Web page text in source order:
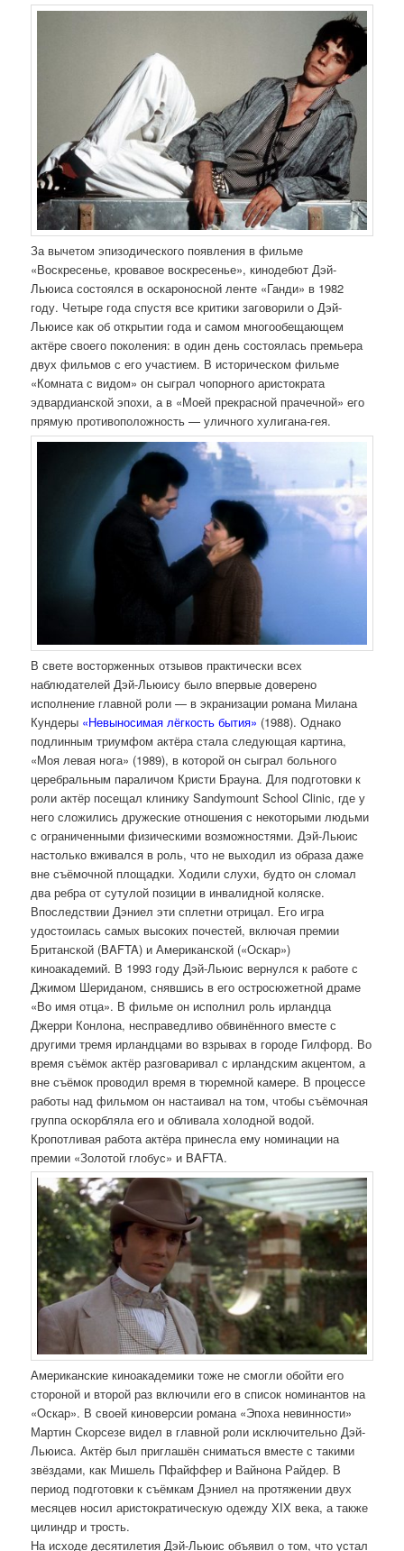
За вычетом эпизодического появления в фильме
«Воскресенье, кровавое воскресенье», кинодебют Дэй-
Льюиса состоялся в оскароносной ленте «Ганди» в 1982
году. Четыре года спустя все критики заговорили о Дэй-
Льюисе как об открытии года и самом многообещающем
актёре своего поколения: в один день состоялась премьера
двух фильмов с его участием. В историческом фильме
«Комната с видом» он сыграл чопорного аристократа
эдвардианской эпохи, а в «Моей прекрасной прачечной» его
прямую противоположность — уличного хулигана-гея.
В свете восторженных отзывов практически всех
наблюдателей Дэй-Льюису было впервые доверено
исполнение главной роли — в экранизации романа Милана
Кундеры «Невыносимая лёгкость бытия» (1988). Однако
подлинным триумфом актёра стала следующая картина,
«Моя левая нога» (1989), в которой он сыграл больного
церебральным параличом Кристи Брауна. Для подготовки к
роли актёр посещал клинику Sandymount School Clinic, где у
него сложились дружеские отношения с некоторыми людьми
с ограниченными физическими возможностями. Дэй-Льюис
настолько вживался в роль, что не выходил из образа даже
вне съёмочной площадки. Ходили слухи, будто он сломал
два ребра от сутулой позиции в инвалидной коляске.
Впоследствии Дэниел эти сплетни отрицал. Его игра
удостоилась самых высоких почестей, включая премии
Британской (BAFTA) и Американской («Оскар»)
киноакадемий. В 1993 году Дэй-Льюис вернулся к работе с
Джимом Шериданом, снявшись в его остросюжетной драме
«Во имя отца». В фильме он исполнил роль ирландца
Джерри Конлона, несправедливо обвинённого вместе с
другими тремя ирландцами во взрывах в городе Гилфорд. Во
время съёмок актёр разговаривал с ирландским акцентом, а
вне съёмок проводил время в тюремной камере. В процессе
работы над фильмом он настаивал на том, чтобы съёмочная
группа оскорбляла его и обливала холодной водой.
Кропотливая работа актёра принесла ему номинации на
премии «Золотой глобус» и BAFTA.
Американские киноакадемики тоже не смогли обойти его
стороной и второй раз включили его в список номинантов на
«Оскар». В своей киноверсии романа «Эпоха невинности»
Мартин Скорсезе видел в главной роли исключительно Дэй-
Льюиса. Актёр был приглашён сниматься вместе с такими
звёздами, как Мишель Пфайффер и Вайнона Райдер. В
период подготовки к съёмкам Дэниел на протяжении двух
месяцев носил аристократическую одежду XIX века, а также
цилиндр и трость.
На исходе десятилетия Дэй-Льюис объявил о том, что устал